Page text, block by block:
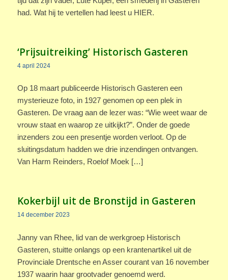
had. Wat hij te vertellen had leest u HIER.
‘Prijsuitreiking’ Historisch Gasteren
4 april 2024
Op 18 maart publiceerde Historisch Gasteren een
mysterieuze foto, in 1927 genomen op een plek in
Gasteren. De vraag aan de lezer was: “Wie weet waar de
vrouw staat en waarop ze uitkijkt?”. Onder de goede
inzenders zou een presentje worden verloot. Op de
sluitingsdatum hadden we drie inzendingen ontvangen.
Van Harm Reinders, Roelof Moek […]
Kokerbijl uit de Bronstijd in Gasteren
14 december 2023
Janny van Rhee, lid van de werkgroep Historisch
Gasteren, stuitte onlangs op een krantenartikel uit de
Provinciale Drentsche en Asser courant van 16 november
1937 waarin haar grootvader genoemd werd.